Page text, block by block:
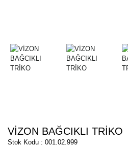
VİZON BAĞCIKLI TRİKO
Stok Kodu : 001.02.999